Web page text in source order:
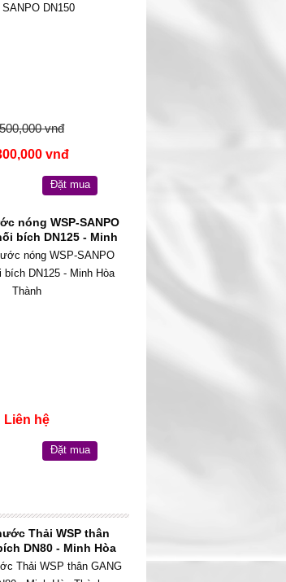
vnđ
vnđ
Đặt mua
nóng WSP-SANPO
bích DN125 - Minh
Thành
Liên hệ
Đặt mua
Thải WSP thân
DN80 - Minh Hòa
Thành